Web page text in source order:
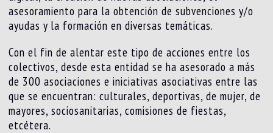
asesoramiento para la obtención de subvenciones y/o
ayudas y la formación en diversas temáticas.
Con el fin de alentar este tipo de acciones entre los
colectivos, desde esta entidad se ha asesorado a más
de 300 asociaciones e iniciativas asociativas entre las
que se encuentran: culturales, deportivas, de mujer, de
mayores, sociosanitarias, comisiones de fiestas,
etcétera.